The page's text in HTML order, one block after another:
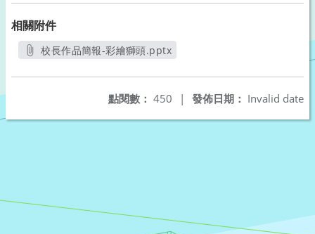
相關附件
校長作品簡報-彩繪獅頭.pptx
發佈日期： Invalid date
點閱數： 450 |